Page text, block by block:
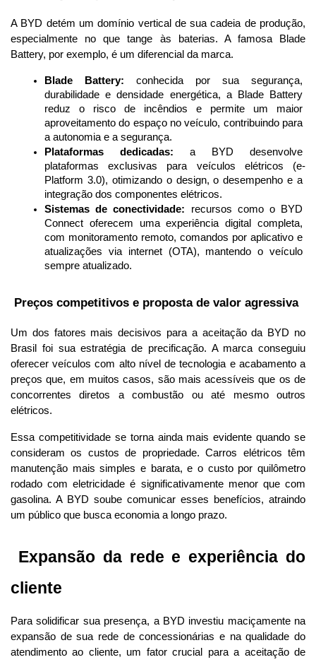
A BYD detém um domínio vertical de sua cadeia de produção,
especialmente no que tange às baterias. A famosa Blade
Battery, por exemplo, é um diferencial da marca.
Blade Battery: conhecida por sua segurança,
durabilidade e densidade energética, a Blade Battery
reduz o risco de incêndios e permite um maior
aproveitamento do espaço no veículo, contribuindo para
a autonomia e a segurança.
Plataformas dedicadas: a BYD desenvolve
plataformas exclusivas para veículos elétricos (e-
Platform 3.0), otimizando o design, o desempenho e a
integração dos componentes elétricos.
Sistemas de conectividade: recursos como o BYD
Connect oferecem uma experiência digital completa,
com monitoramento remoto, comandos por aplicativo e
atualizações via internet (OTA), mantendo o veículo
sempre atualizado.
Preços competitivos e proposta de valor agressiva
Um dos fatores mais decisivos para a aceitação da BYD no
Brasil foi sua estratégia de precificação. A marca conseguiu
oferecer veículos com alto nível de tecnologia e acabamento a
preços que, em muitos casos, são mais acessíveis que os de
concorrentes diretos a combustão ou até mesmo outros
elétricos.
Essa competitividade se torna ainda mais evidente quando se
consideram os custos de propriedade. Carros elétricos têm
manutenção mais simples e barata, e o custo por quilômetro
rodado com eletricidade é significativamente menor que com
gasolina. A BYD soube comunicar esses benefícios, atraindo
um público que busca economia a longo prazo.
Expansão da rede e experiência do
cliente
Para solidificar sua presença, a BYD investiu maciçamente na
expansão de sua rede de concessionárias e na qualidade do
atendimento ao cliente, um fator crucial para a aceitação de